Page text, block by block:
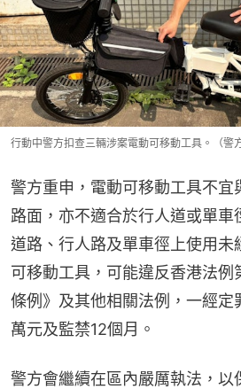
行動中警方扣查三輛涉案電動可移動工具。（警
警方重申，電動可移動工具不宜
路面，亦不適合於行人道或單車
道路、行人路及單車徑上使用未
可移動工具，可能違反香港法
條例》及其他相關法例，一經定
萬元及監禁12個月。
警方會繼續在區內嚴厲執法，以